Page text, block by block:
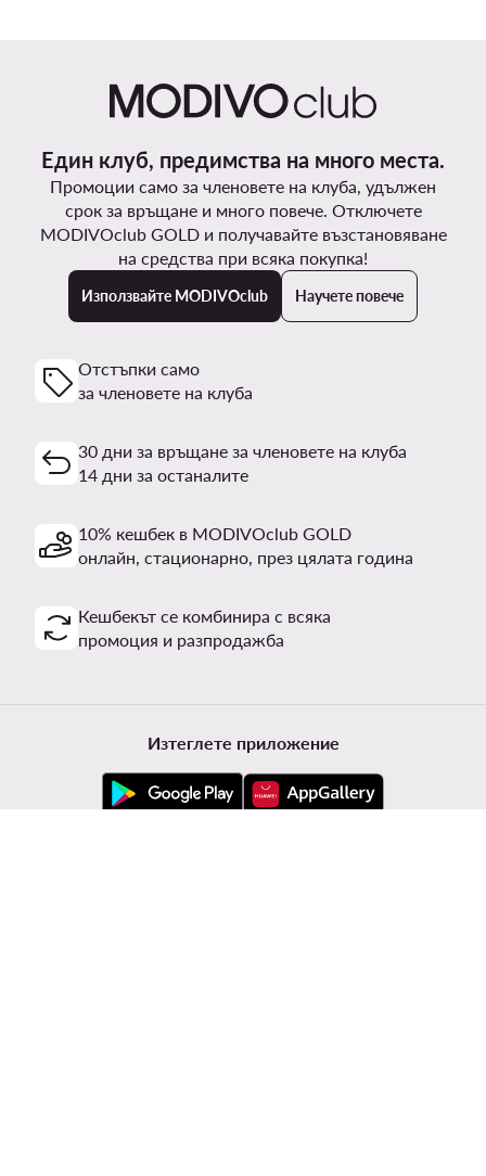
Един клуб, предимства на много места.
Промоции само за членовете на клуба, удължен
срок за връщане и много повече. Отключете
MODIVOclub GOLD и получавайте възстановяване
на средства при всяка покупка!
Използвайте MODIVOclub Научете повече
Отстъпки само
за членовете на клуба
30 дни за връщане за членовете на клуба
14 дни за останалите
10% кешбек в MODIVOclub GOLD
онлайн, стационарно, през цялата година
Кешбекът се комбинира с всяка
промоция и разпродажба
Изтеглете приложение